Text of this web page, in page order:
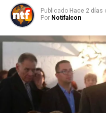
Publicado Hace 2 días
Por Notifalcon